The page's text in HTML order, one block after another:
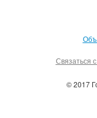
Связаться
© 2017